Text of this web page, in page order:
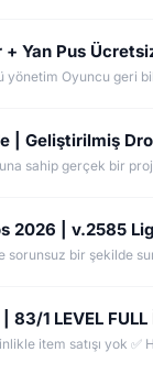
83/1 LEVEL